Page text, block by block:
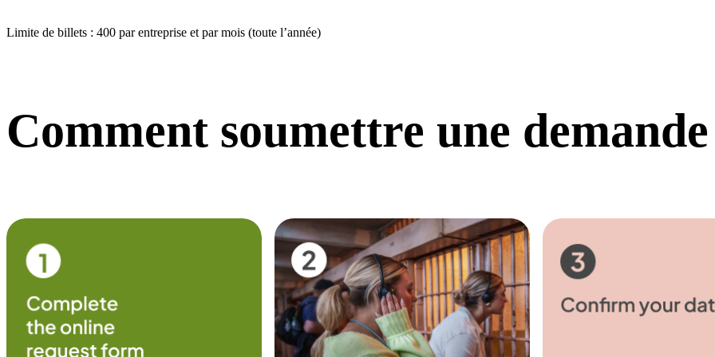
Limite de billets : 400 par entreprise et par mois (toute l’année)
Comment soumettre une